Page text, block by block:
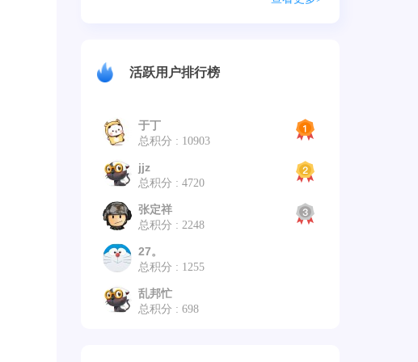
活跃用户排行榜
于丁
总积分 : 10903
jjz
总积分 : 4720
张定祥
总积分 : 2248
27。
总积分 : 1255
乱邦忙
总积分 : 698